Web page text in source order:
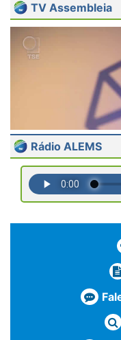
TV Assembleia
Rádio ALEMS